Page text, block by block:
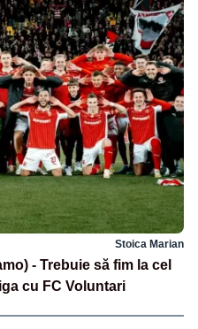
Stoica Marian
- Trebuie să fim la cel
cu FC Voluntari